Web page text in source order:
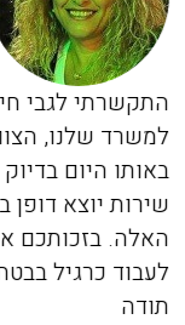
התקשרתי לגבי
למשרד שלנו, הצוות
באותו היום בדיוק
שירות יוצא דופן
האלה. בזכותכם
לעבוד כרגיל בבטחה
תודה